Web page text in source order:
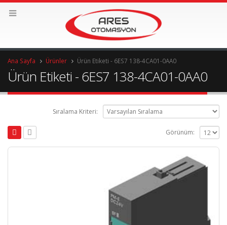
Ana Sayfa Ürünler Ürün Etiketi - 6ES7 138-4CA01-0AA0
Ürün Etiketi - 6ES7 138-4CA01-0AA0
Sıralama Kriteri:
Görünüm: